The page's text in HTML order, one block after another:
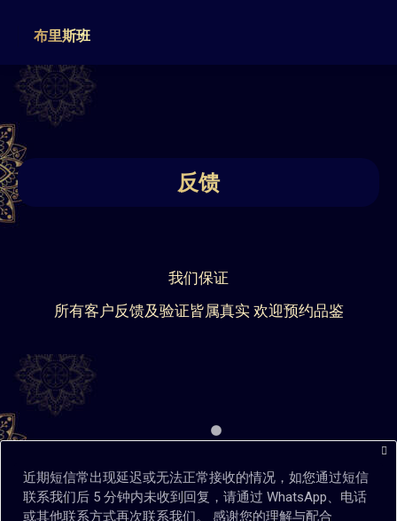
布里斯班
反馈
我们保证
所有客户反馈及验证皆属真实 欢迎预约品鉴
近期短信常出现延迟或无法正常接收的情况，如您通过短信
联系我们后 5 分钟内未收到回复，请通过 WhatsApp、电话
或其他联系方式再次联系我们。 感谢您的理解与配合